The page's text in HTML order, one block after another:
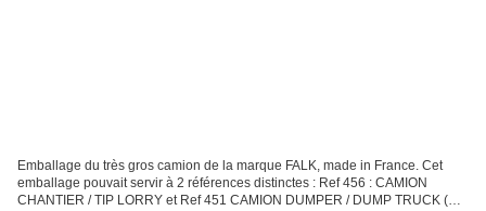
Emballage du très gros camion de la marque FALK, made in France. Cet
emballage pouvait servir à 2 références distinctes : Ref 456 : CAMION
CHANTIER / TIP LORRY et Ref 451 CAMION DUMPER / DUMP TRUCK (